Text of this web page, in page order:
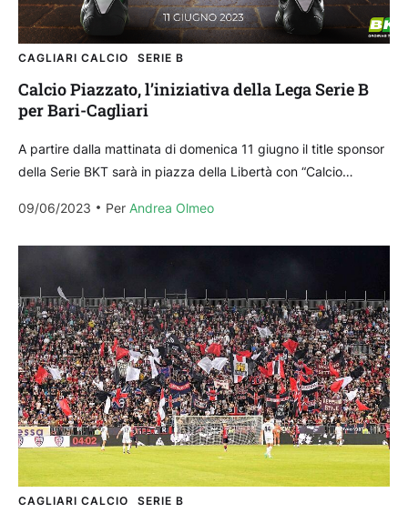
CAGLIARI CALCIO SERIE B
Calcio Piazzato, l’iniziativa della Lega Serie B
per Bari-Cagliari
A partire dalla mattinata di domenica 11 giugno il title sponsor
della Serie BKT sarà in piazza della Libertà con “Calcio
09/06/2023
Per Andrea Olmeo
CAGLIARI CALCIO SERIE B